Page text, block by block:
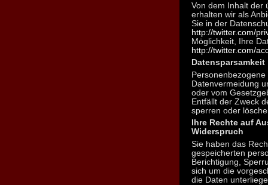
Von dem Inhalt der
erhalten wir als
Sie in der
http://twitter.com/
Möglichkeit, Ihre
http://twitter.com/
Datensparsamkeit
Datenvermeidung
oder vom
Entfällt der Zweck
sperren oder
Ihre Rechte auf
Widerspruch
Sie haben das
gespeicherten
Berichtigung,
sich um die
die Daten